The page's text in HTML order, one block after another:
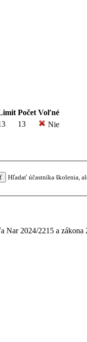
Počet Voľné
13 Nie
Hľadať účastníka školenia,
2024/2215 a